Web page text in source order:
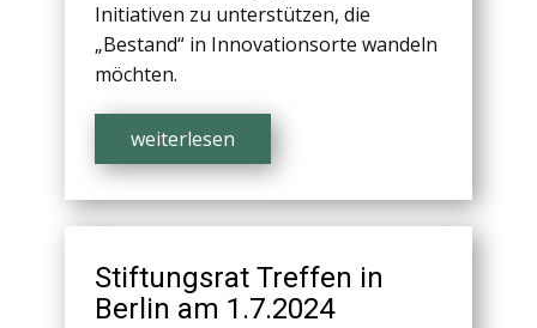
Initiativen zu unterstützen, die
„Bestand“ in Innovationsorte wandeln
möchten.
weiterlesen
Stiftungsrat Treffen in
Berlin am 1.7.2024